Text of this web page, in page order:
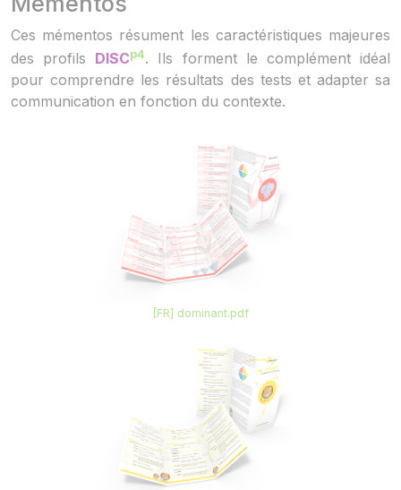
Ces mémentos résument les caractéristiques majeures
des profils DISCp4. Ils forment le complément idéal
pour comprendre les résultats des tests et adapter sa
communication en fonction du contexte.
[FR] dominant.pdf